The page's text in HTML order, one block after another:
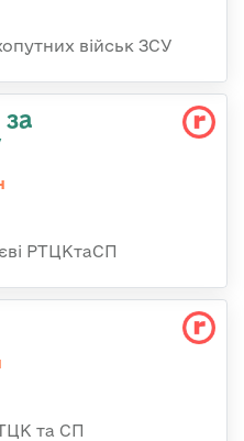
військ ЗСУ
РТЦКтаСП
та СП